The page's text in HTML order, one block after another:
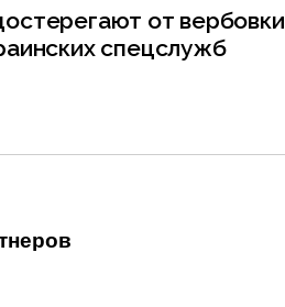
от вербовки
спецслужб